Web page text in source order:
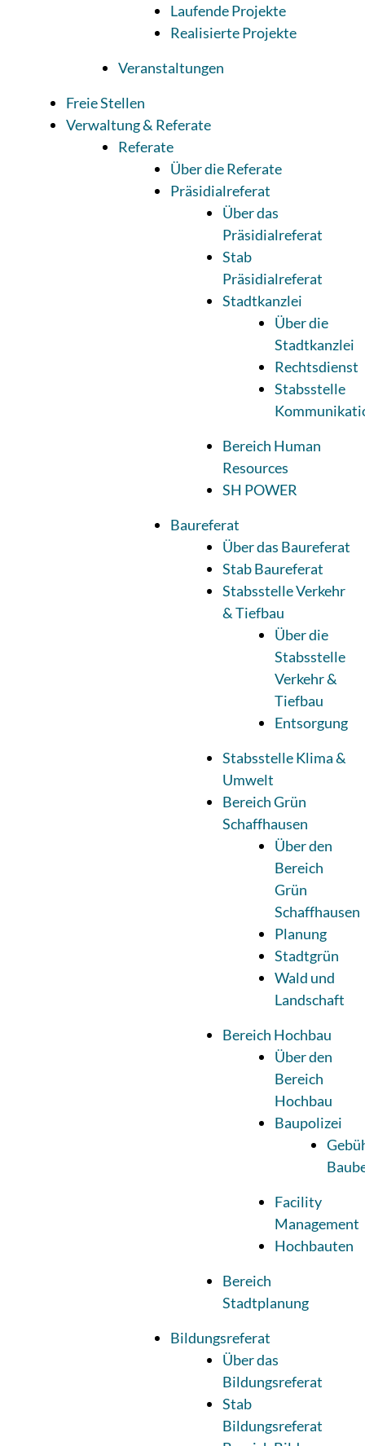
Laufende Projekte
Realisierte Projekte
Veranstaltungen
Freie Stellen
Verwaltung & Referate
Referate
Über die Referate
Präsidialreferat
Über das
Präsidialreferat
Stab
Präsidialreferat
Stadtkanzlei
Über die
Stadtkanzlei
Rechtsdienst
Stabsstelle
Bereich Human
Resources
SH POWER
Baureferat
Über das Baureferat
Stab Baureferat
Stabsstelle Verkehr
& Tiefbau
Über die
Stabsstelle
Verkehr &
Tiefbau
Entsorgung
Stabsstelle Klima &
Umwelt
Bereich Grün
Schaffhausen
Über den
Bereich
Grün
Schaffhausen
Planung
Stadtgrün
Wald und
Landschaft
Bereich Hochbau
Über den
Bereich
Hochbau
Baupolizei
Facility
Management
Hochbauten
Bereich
Stadtplanung
Bildungsreferat
Über das
Bildungsreferat
Stab
Bildungsreferat